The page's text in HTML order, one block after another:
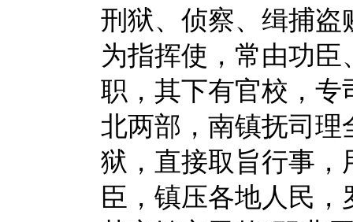
刑狱、侦察、缉捕
为指挥使，常由功
职，其下有官校，
北两部，南镇抚司
狱，直接取旨行事
臣，镇压各地人民